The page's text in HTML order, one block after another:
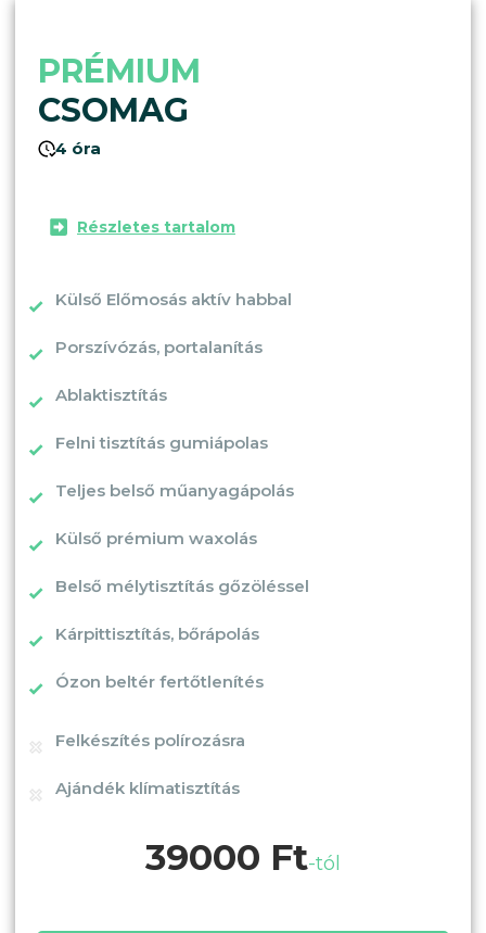
PRÉMIUM
CSOMAG
4 óra
Részletes tartalom
Külső Előmosás aktív habbal
Porszívózás, portalanítás
Ablaktisztítás
Felni tisztítás gumiápolas
Teljes belső műanyagápolás
Külső prémium waxolás
Belső mélytisztítás gőzöléssel
Kárpittisztítás, bőrápolás
Ózon beltér fertőtlenítés
Felkészítés polírozásra
Ajándék klímatisztítás
39000 Ft-tól